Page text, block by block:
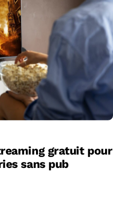
gratuit pour
sans pub